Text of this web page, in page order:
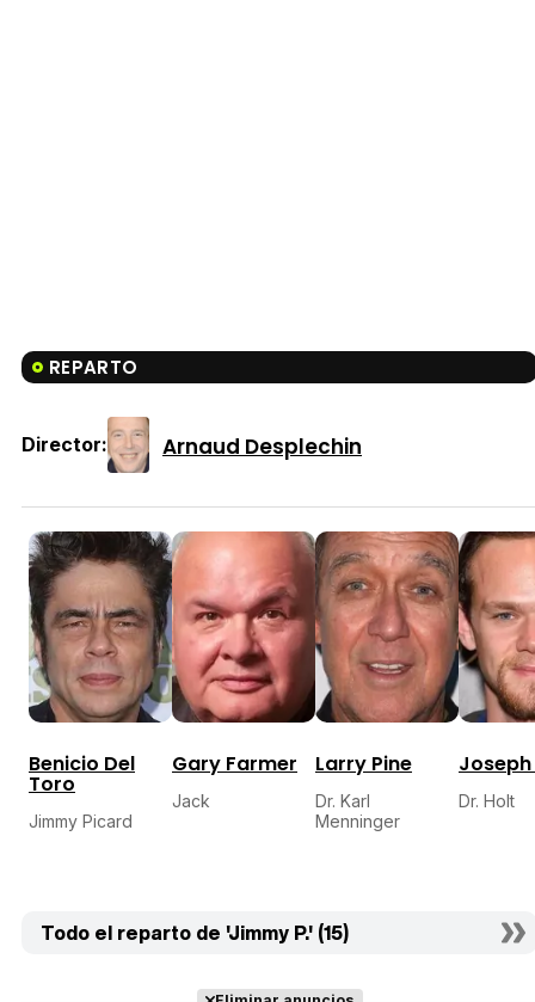
REPARTO
Director: Arnaud Desplechin
Benicio Del
Toro
Jimmy Picard
Gary Farmer
Jack
Larry Pine
Dr. Karl
Menninger
Dr. Holt
Todo el reparto de 'Jimmy P.' (15)